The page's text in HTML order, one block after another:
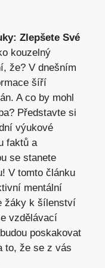
Zlepšete Své
kouzelný
že? V dnešním
šíří
A co by mohl
Představte si
výukové
faktů a
se stanete
V tomto článku
mentální
žáky k šílenství
vzdělávací
poskakovat
to, že se z vás